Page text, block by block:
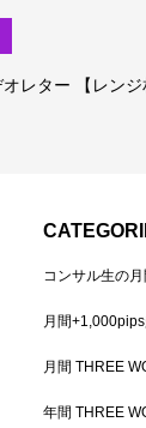
レター 【レン
コンサル生の
月間
月間 THREE
年間 THREE